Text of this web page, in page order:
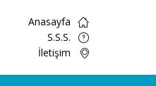
Anasayfa
S.S.S.
İletişim